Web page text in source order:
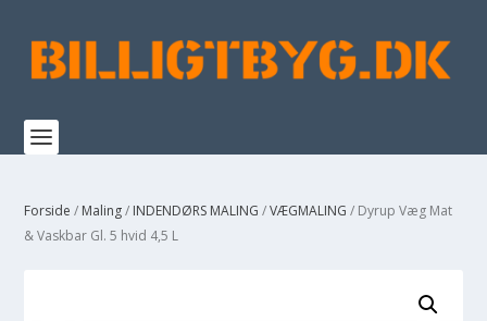
Forside / Maling/ INDENDØRS MALING /VÆGMALING / Dyrup Væg Mat
& Vaskbar Gl. 5 hvid 4,5 L